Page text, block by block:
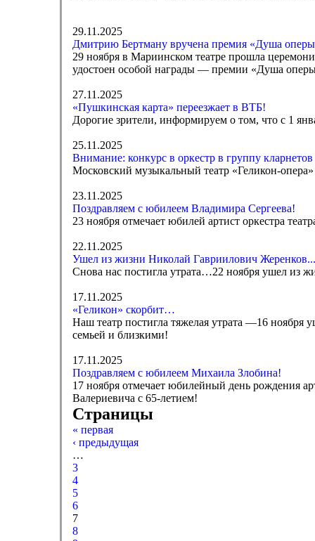
29.11.2025
Дмитрию Бертману вручена премия «Душа
29 ноября в Мариинском театре прошла
удостоен особой награды — премии «Душа
27.11.2025
«Пушкинская карта» переезжает в ВТБ!
Дорогие зрители, информируем о том, что с 1
25.11.2025
Внимание: конкурс в оркестр в группу кларнетов
Московский музыкальный театр «Геликон-
23.11.2025
Поздравляем с юбилеем Владимира Сергеева!
23 ноября отмечает юбилей артист оркестра
22.11.2025
Ушел из жизни Николай Гавриилович Жеренков...
Снова нас постигла утрата…22 ноября ушел из
17.11.2025
«Геликон» скорбит…
Наш театр постигла тяжелая утрата —16 ноября
семьей и близкими!
17.11.2025
Поздравляем с юбилеем Михаила Злобина!
17 ноября отмечает юбилейный день рождения
Валериевича с 65-летием!
Страницы
« первая
‹ предыдущая
…
3
4
5
6
7
8